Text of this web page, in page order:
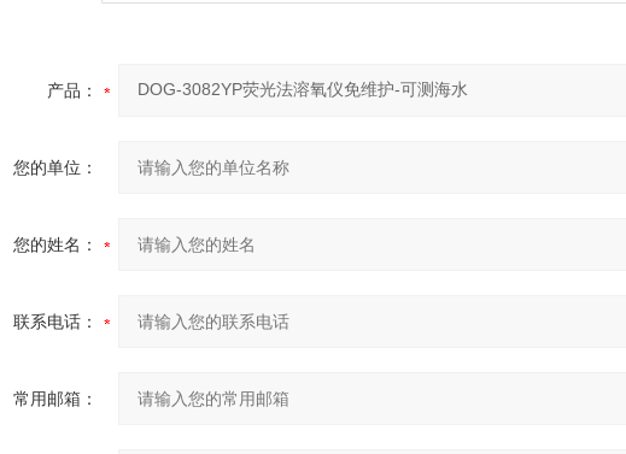
产品：
您的单位：
您的姓名：
联系电话：
常用邮箱：